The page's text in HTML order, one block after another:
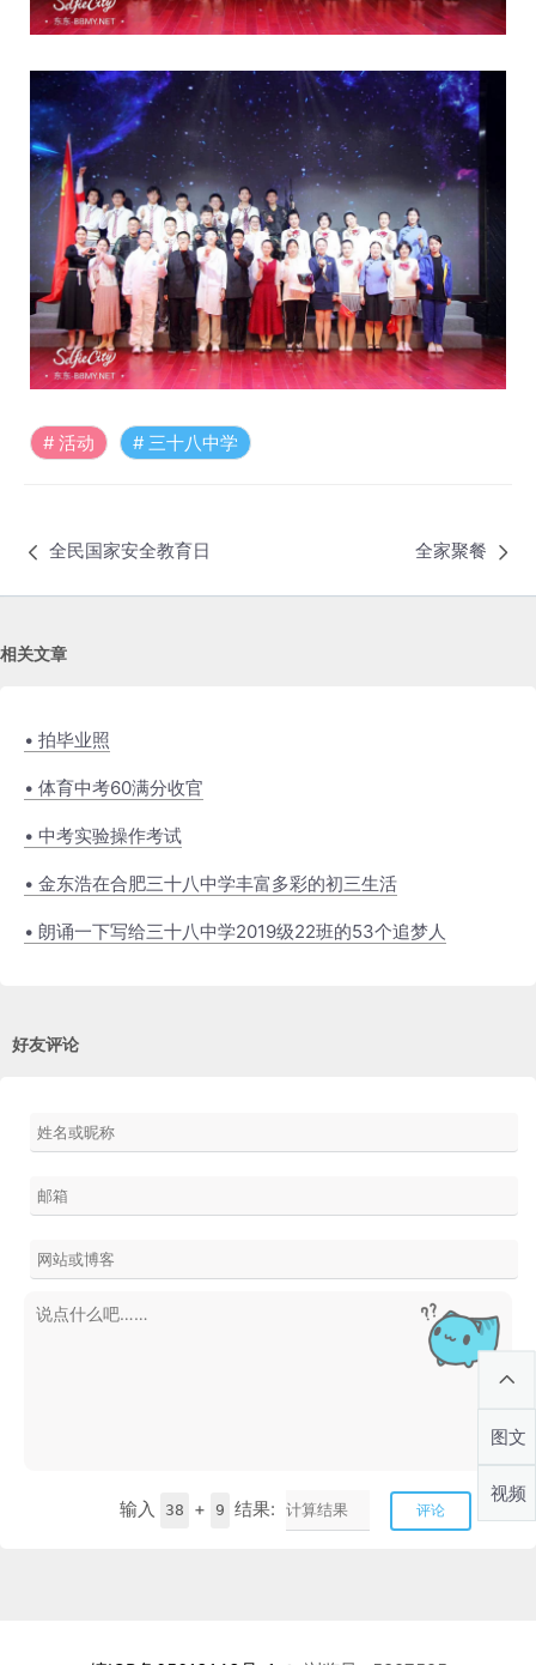
活动 三十八中学
全民国家安全教育日 全家聚餐
相关文章
• 拍毕业照
• 体育中考60满分收官
• 中考实验操作考试
• 金东浩在合肥三十八中学丰富多彩的初三生活
• 朗诵一下写给三十八中学2019级22班的53个追梦人
好友评论
输入 38 + 9 结果: 评论
图文
视频